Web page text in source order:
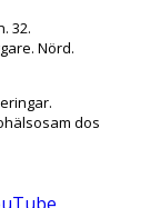
32.
Nörd.
dos